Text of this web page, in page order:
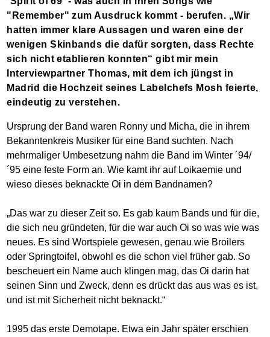
"Remember" zum Ausdruck kommt - berufen. „Wir
hatten immer klare Aussagen und waren eine der
wenigen Skinbands die dafür sorgten, dass Rechte
sich nicht etablieren konnten“ gibt mir mein
Interviewpartner Thomas, mit dem ich jüngst in
Madrid die Hochzeit seines Labelchefs Mosh feierte,
eindeutig zu verstehen.
Ursprung der Band waren Ronny und Micha, die in ihrem
Bekanntenkreis Musiker für eine Band suchten. Nach
mehrmaliger Umbesetzung nahm die Band im Winter ´94/
´95 eine feste Form an. Wie kamt ihr auf Loikaemie und
wieso dieses beknackte Oi in dem Bandnamen?
„Das war zu dieser Zeit so. Es gab kaum Bands und für die,
die sich neu gründeten, für die war auch Oi so was wie was
neues. Es sind Wortspiele gewesen, genau wie Broilers
oder Springtoifel, obwohl es die schon viel früher gab. So
bescheuert ein Name auch klingen mag, das Oi darin hat
seinen Sinn und Zweck, denn es drückt das aus was es ist,
und ist mit Sicherheit nicht beknackt.“
1995 das erste Demotape. Etwa ein Jahr später erschien